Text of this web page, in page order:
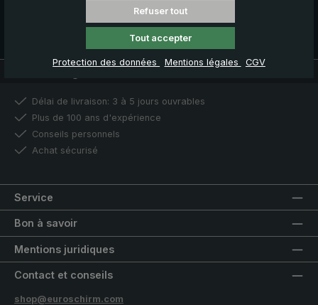
Vous pouvez vous désinscrire à tout moment. Pour plus
d'informations, consultez notredéclaration de confidentialité
Délai de livraison: 3 à 5 jours ouvrables
Plus de 100 ans d'expérience
Conseils personnels
Achat sécurisé
Service
Bon à savoir
Mentions juridiques
Contact et conseils
shop@euroschirm.com
Refuser tout
Tout accepter
Protection des données Mentions légales CGV